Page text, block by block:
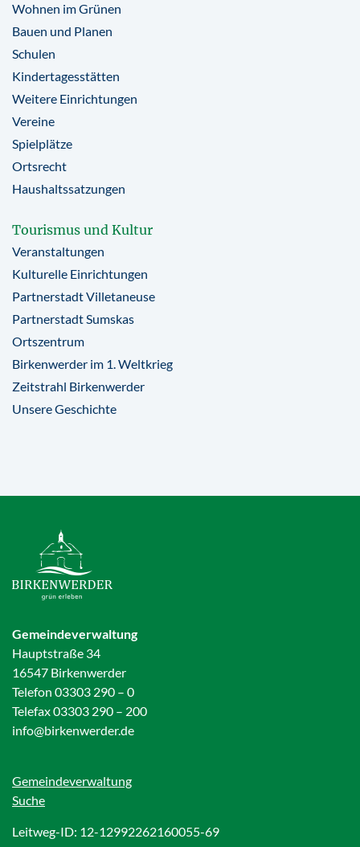
Wohnen im Grünen
Bauen und Planen
Schulen
Kindertagesstätten
Weitere Einrichtungen
Vereine
Spielplätze
Ortsrecht
Haushaltssatzungen
Tourismus und Kultur
Veranstaltungen
Kulturelle Einrichtungen
Partnerstadt Villetaneuse
Partnerstadt Sumskas
Ortszentrum
Birkenwerder im 1. Weltkrieg
Zeitstrahl Birkenwerder
Unsere Geschichte
Gemeindeverwaltung
Hauptstraße 34
16547 Birkenwerder
Telefon 03303 290 – 0
Telefax 03303 290 – 200
info@birkenwerder.de
Gemeindeverwaltung
Suche
Leitweg-ID: 12-12992262160055-69